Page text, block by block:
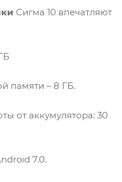
Сигма 10 впечатляют
памяти – 8 ГБ.
от аккумулятора: 30
7.0.